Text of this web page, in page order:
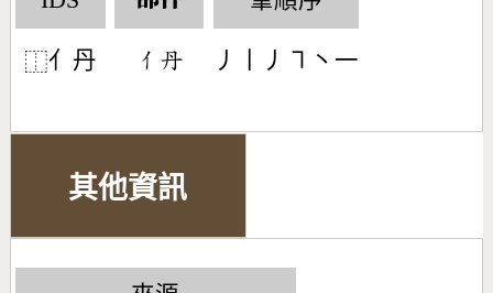
⿰亻丹 󶀭󶃰 丿丨丿㇕丶一
其他資訊